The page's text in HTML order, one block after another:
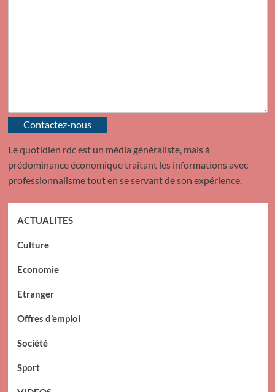
Contactez-nous
Le quotidien rdc est un média généraliste, mais à
prédominance économique traitant les informations avec
professionnalisme tout en se servant de son expérience.
ACTUALITES
Culture
Economie
Etranger
Offres d’emploi
Société
Sport